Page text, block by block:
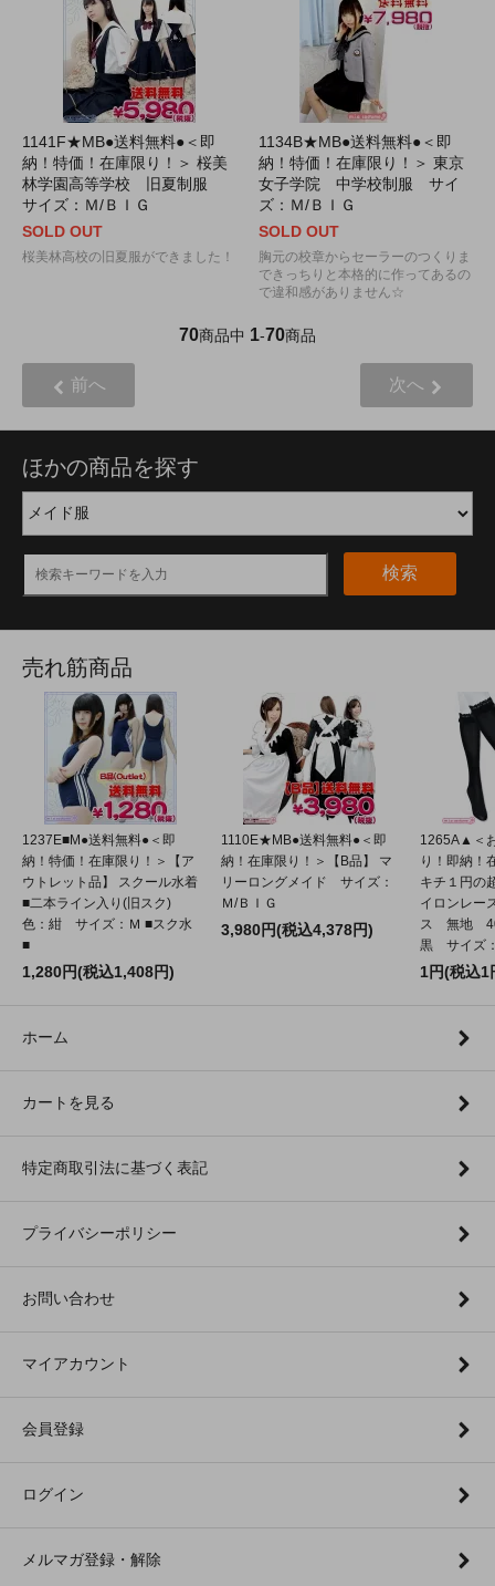
1141F★MB●送料無料●＜即
納！特価！在庫限り！＞ 桜美
林学園高等学校 旧夏制服
サイズ：Ｍ/ＢＩＧ
SOLD OUT
桜美林高校の旧夏服ができました！
1134B★MB●送料無料●＜即
納！特価！在庫限り！＞ 東京
女子学院 中学校制服 サイ
ズ：Ｍ/ＢＩＧ
SOLD OUT
胸元の校章からセーラーのつくりま
できっちりと本格的に作ってあるの
で違和感がありません☆
70商品中 1-70商品
前へ 次へ
ほかの商品を探す
検索
売れ筋商品
1237E■M●送料無料●＜即
納！特価！在庫限り！＞【ア
ウトレット品】 スクール水着
■二本ライン入り(旧スク)
色：紺 サイズ：Ｍ ■スク水
■
1,280円(税込1,408円)
1110E★MB●送料無料●＜即
納！在庫限り！＞【B品】 マ
リーロングメイド サイズ：
Ｍ/ＢＩＧ
3,980円(税込4,378円)
1265A▲＜
り！即納！
キチ１円の
イロンレー
ス 無地
黒 サイズ
1円(税込1
ホーム
カートを見る
特定商取引法に基づく表記
プライバシーポリシー
お問い合わせ
マイアカウント
会員登録
ログイン
メルマガ登録・解除